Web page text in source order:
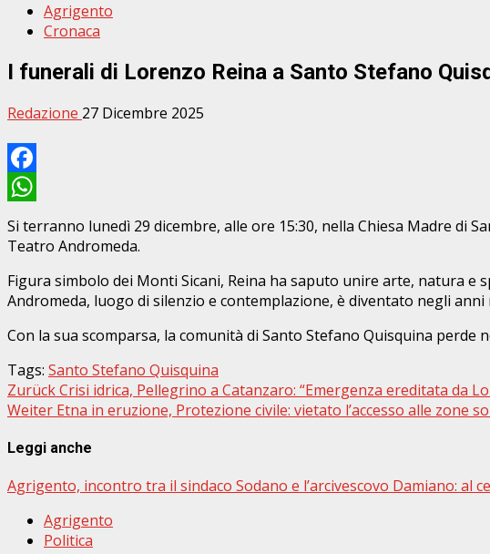
Agrigento
Cronaca
I funerali di Lorenzo Reina a Santo Stefano
Redazione 27 Dicembre 2025
Facebook
WhatsApp
Si terranno lunedì 29 dicembre, alle ore 15:30, nella Chiesa Madre di
Teatro Andromeda.
Figura simbolo dei Monti Sicani, Reina ha saputo unire arte, natura
Andromeda, luogo di silenzio e contemplazione, è diventato negli
Con la sua scomparsa, la comunità di Santo Stefano Quisquina
Tags: Santo Stefano Quisquina
Beitragsnavigation
ZurückCrisi idrica, Pellegrino a Catanzaro: “Emergenza ereditata da
Weiter Etna in eruzione, Protezione civile: vietato l’accesso alle zone
Leggi anche
Agrigento, incontro tra il sindaco Sodano e l’arcivescovo Damiano: al
Agrigento
Politica